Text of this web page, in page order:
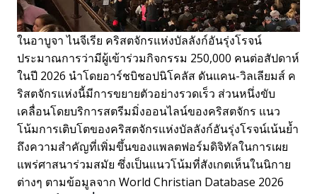
ในอาบูจา ไนจีเรีย คริสตจักรแห่งบัลลังก์อันรุ่งโรจน์
ประมาณการว่ามีผู้เข้าร่วมกิจกรรม 250,000 คนต่อสัปดาห์
ในปี 2026 นำโดยอาร์ชบิชอปนิโคลัส ดันแคน-วิลเลียมส์ ค
ริสตจักรแห่งนี้มีการขยายตัวอย่างรวดเร็ว ส่วนหนึ่งขับ
เคลื่อนโดยบริการสตรีมมิ่งออนไลน์ของคริสตจักร แนว
โน้มการเติบโตของคริสตจักรแห่งบัลลังก์อันรุ่งโรจน์เน้นย้ำ
ถึงความสำคัญที่เพิ่มขึ้นของแพลตฟอร์มดิจิทัลในการเผย
แพร่ศาสนาร่วมสมัย ซึ่งเป็นแนวโน้มที่สังเกตเห็นในนิกาย
ต่างๆ ตามข้อมูลจาก World Christian Database 2026